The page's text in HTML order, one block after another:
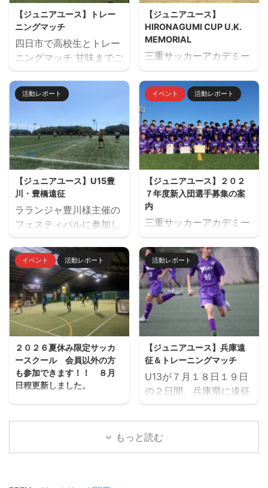
【ジュニアユース】トレー
ニングマッチ
四日市で高校生とトレー
ニングマッチ 甘味までご
用意していただきありが
とうございました。 トレ
ーニングマッチ 三重サッ
南高校
【ジュニアユース】
HIRONAGUMI CUP U.K.
MEMORIAL
三重サッカーアカデミー
主催でU14のサッカーフ
ェスティバル
「HIRONAGUMI CUP
催しました。 ２日間天然
芝２面で対戦しました。
優勝：レイジェンド滋賀
参加チーム サルファス
ORS（静岡）・レイジェ
ンド滋賀（滋賀県）・愛
知FC・FC豊川・緑
FC（愛知県）・ヴィアテ
ソ松阪・三重サッカーア
カデミー（三重）
活動レポート
【ジュニアユース】U15豊
川・豊橋遠征
ラランジャ豊川様主催の
フェスティバルに参加し
ました。 １日目 三重サ
ッカーアカデミー対豊川
高校 三重サッカーアカデ
ミー対修文学院高校 三重
サッカーアカデミー対ル
セーロ京都 ２日目 三重
サッカーアカデミー対ア
ヴィエール所沢 三重サッ
カーアカデミー対時習館
高校 三重サッカーアカデ
ミー対エストレージャ
イベント 活動レポート
【ジュニアユース】２０２
７年度新入団選手募集の案
内
三重サッカーアカデミー
ジュニアユース（中学生
のチーム）の２０２７年
度の新入団選手対象の体
験練習会を開催します。
ご興味のある方はぜひご
参加ください。体験練習
会を通して進路の選択肢
の一つとしてご検討いた
だければと思います。体
験会のお申込みはページ
下にある申込フォームか
らお願いいたします。 三
ュニアユースでは、選手
の育成を第一とし、次の
年代でさらなる飛躍がで
イベント 活動レポート
２０２６夏休み限定サッカ
ースクール 会員以外の方
も参加できます！！ ８月
日程更新しました。
夏休み期間、屋内フット
鈴鹿」でミニサッカー中
心のストリートサッカー
活動レポート
【ジュニアユース】兵庫遠
征＆トレーニングマッチ
U13が７月１８日１９日
の２日間、兵庫県に遠征
しました。 U14とU15
は、鈴鹿市と奈良県でト
レーニングマッチを行い
もっと読む